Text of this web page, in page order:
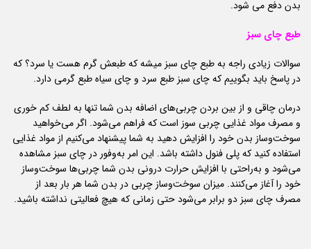
بدن دفع می شود.
طبع چای سبز
سوالات زیادی راجه به طبع چای سبز میشه که طبعش گرم هست یا سرد؟ که
در پاسخ باید بگوییم که چای سبز طبع سرد و چای سیاه طبع گرمی دارد.
درمان چاقی و از بین بردن چربی‌های اضافه بدن شما تنها به لطف کم خوری
و مصرف مواد غذایی چربی سوز است که فراهم می‌شود. اگر می‌خواهید
سوخت‌وساز بدن خود را افزایش دهید به شما پیشنهاد می‌کنیم از مواد غذایی
استفاده کنید که پلی فنول داشته باشد. این امر به‌وفور در چای سبز مشاهده
می‌شود و به‌راحتی با افزایش حرارت درونی بدن شما چربی‌ها سوخت‌وساز
خود را آغاز می‌کنند. میزان سوخت‌وساز چربی در بدن شما هر بار بعد از
مصرف چای سبز دو برابر می‌شود حتی زمانی که هیچ فعالیتی نداشته باشید.